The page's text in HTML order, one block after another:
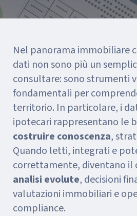
Nel panorama immobiliare
dati non sono più un
consultare: sono strumenti
fondamentali per
territorio. In particolare, i
ipotecari rappresentano le
costruire conoscenza,
Quando letti, integrati e
correttamente, diventano il
analisi evolute, decisioni
valutazioni immobiliari e
compliance.